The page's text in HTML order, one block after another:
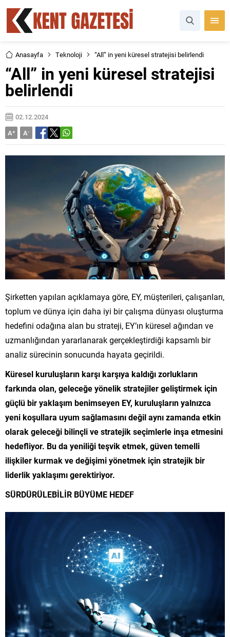
Anasayfa Teknoloji “All” in yeni küresel stratejisi belirlendi
“All” in yeni küresel stratejisi
belirlendi
02.12.2024
A+ A-
Şirketten yapılan açıklamaya göre, EY, müşterileri, çalışanları,
toplum ve dünya için daha iyi bir çalışma dünyası oluşturma
hedefini odağına alan bu strateji, EY’ın küresel ağından ve
uzmanlığından yararlanarak gerçekleştirdiği kapsamlı bir
analiz sürecinin sonucunda hayata geçirildi.
Küresel kuruluşların karşı karşıya kaldığı zorlukların
farkında olan, geleceğe yönelik stratejiler geliştirmek için
güçlü bir yaklaşım benimseyen EY, kuruluşların yalnızca
yeni koşullara uyum sağlamasını değil aynı zamanda etkin
olarak geleceği bilinçli ve stratejik seçimlerle inşa etmesini
hedefliyor. Bu da yeniliği teşvik etmek, güven temelli
ilişkiler kurmak ve değişimi yönetmek için stratejik bir
liderlik yaklaşımı gerektiriyor.
SÜRDÜRÜLEBİLİR BÜYÜME HEDEF